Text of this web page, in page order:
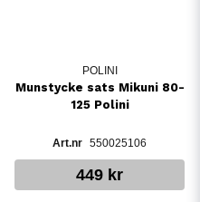
POLINI
Munstycke sats Mikuni 80-
125 Polini
550025106
449 kr